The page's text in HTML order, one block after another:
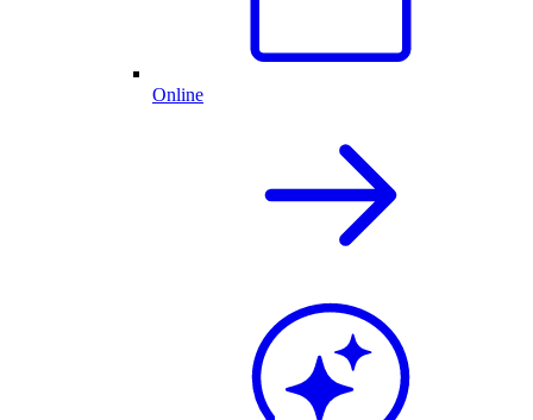
Online